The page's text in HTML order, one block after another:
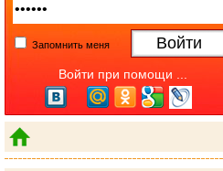
Запомнить меня
Войти при помощи ...